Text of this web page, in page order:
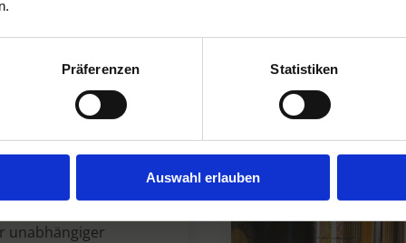
Präferenzen Statistiken
Auswahl erlauben
Dranken seit
unabhängiger